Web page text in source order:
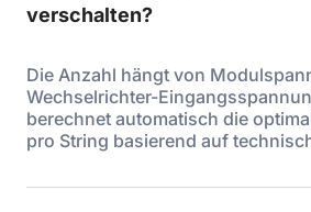
verschalten?
Die Anzahl hängt von
Wechselrichter-
berechnet automatisch die
pro String basierend auf